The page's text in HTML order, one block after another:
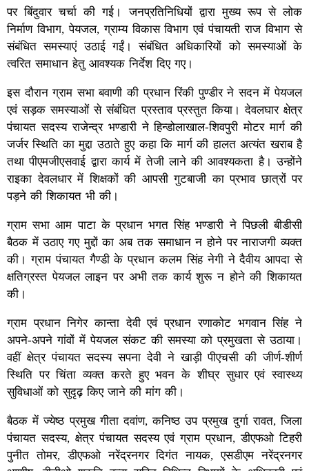
पर बिंदुवार चर्चा की गई। जनप्रतिनिधियों द्वारा मुख्य रूप से लोक
निर्माण विभाग, पेयजल, ग्राम्य विकास विभाग एवं पंचायती राज विभाग से
संबंधित समस्याएं उठाई गईं। संबंधित अधिकारियों को समस्याओं के
त्वरित समाधान हेतु आवश्यक निर्देश दिए गए।
इस दौरान ग्राम सभा बवाणी की प्रधान रिंकी पुण्डीर ने सदन में पेयजल
एवं सड़क समस्याओं से संबंधित प्रस्ताव प्रस्तुत किया। देवलघार क्षेत्र
पंचायत सदस्य राजेन्द्र भण्डारी ने हिन्डोलाखाल-शिवपुरी मोटर मार्ग की
जर्जर स्थिति का मुद्दा उठाते हुए कहा कि मार्ग की हालत अत्यंत खराब है
तथा पीएमजीएसवाई द्वारा कार्य में तेजी लाने की आवश्यकता है। उन्होंने
राइका देवलधार में शिक्षकों की आपसी गुटबाजी का प्रभाव छात्रों पर
पड़ने की शिकायत भी की।
ग्राम सभा आम पाटा के प्रधान भगत सिंह भण्डारी ने पिछली बीडीसी
बैठक में उठाए गए मुद्दों का अब तक समाधान न होने पर नाराजगी व्यक्त
की। ग्राम पंचायत गैण्डी के प्रधान कलम सिंह नेगी ने दैवीय आपदा से
क्षतिग्रस्त पेयजल लाइन पर अभी तक कार्य शुरू न होने की शिकायत
की।
ग्राम प्रधान निगेर कान्ता देवी एवं प्रधान रणाकोट भगवान सिंह ने
अपने-अपने गांवों में पेयजल संकट की समस्या को प्रमुखता से उठाया।
वहीं क्षेत्र पंचायत सदस्य सपना देवी ने खाड़ी पीएचसी की जीर्ण-शीर्ण
स्थिति पर चिंता व्यक्त करते हुए भवन के शीघ्र सुधार एवं स्वास्थ्य
सुविधाओं को सुदृढ़ किए जाने की मांग की।
बैठक में ज्येष्ठ प्रमुख गीता दवांण, कनिष्ठ उप प्रमुख दुर्गा रावत, जिला
पंचायत सदस्य, क्षेत्र पंचायत सदस्य एवं ग्राम प्रधान, डीएफओ टिहरी
पुनीत तोमर, डीएफओ नरेंद्रनगर दिगंत नायक, एसडीएम नरेंद्रनगर